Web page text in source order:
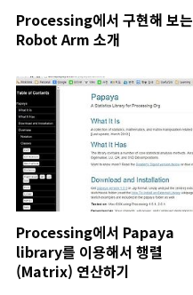
Processing에서 구현해 보는
Robot Arm 소개
Processing에서 Papaya
library를 이용해서 행렬
(Matrix) 연산하기